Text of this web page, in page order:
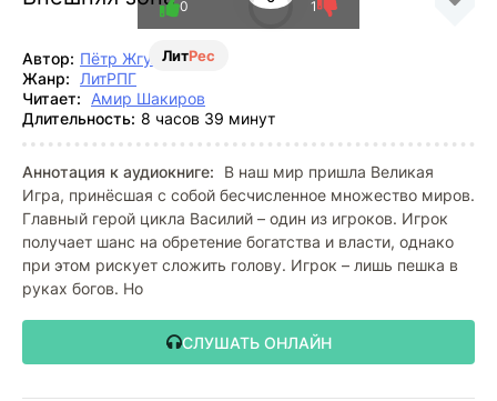
ЛитРес
0 1
Автор: Пётр Жгулёв
Жанр:
ЛитРПГ
Читает:
Амир Шакиров
Длительность: 8 часов 39 минут
Аннотация к аудиокниге:
В наш мир пришла Великая
Игра, принёсшая с собой бесчисленное множество миров.
Главный герой цикла Василий – один из игроков. Игрок
получает шанс на обретение богатства и власти, однако
при этом рискует сложить голову. Игрок – лишь пешка в
руках богов. Но
СЛУШАТЬ ОНЛАЙН